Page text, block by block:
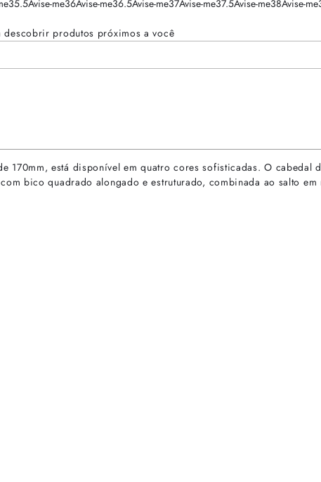
35.5Avise-me36Avise-me36.5Avise-me37Avise-me37.5Avise-me38Avise-me
descobrir produtos próximos a você
170mm, está disponível em quatro cores sofisticadas. O
bico quadrado alongado e estruturado, combinada ao salto